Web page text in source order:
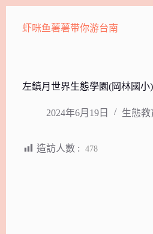
虾咪鱼薯薯带你游台南
左鎮月世界生態學園(岡林國小)
2024年6月19日 生態教
造訪人數 : 478